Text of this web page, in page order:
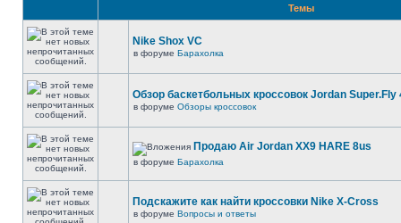
Темы
Nike Shox VC
в форуме Барахолка
Обзор баскетбольных кроссовок Jordan Super.Fly
в форуме Обзоры кроссовок
Продаю Air Jordan XX9 HARE 8us
в форуме Барахолка
Подскажите как найти кроссовки Nike X-Cross
в форуме Вопросы и ответы